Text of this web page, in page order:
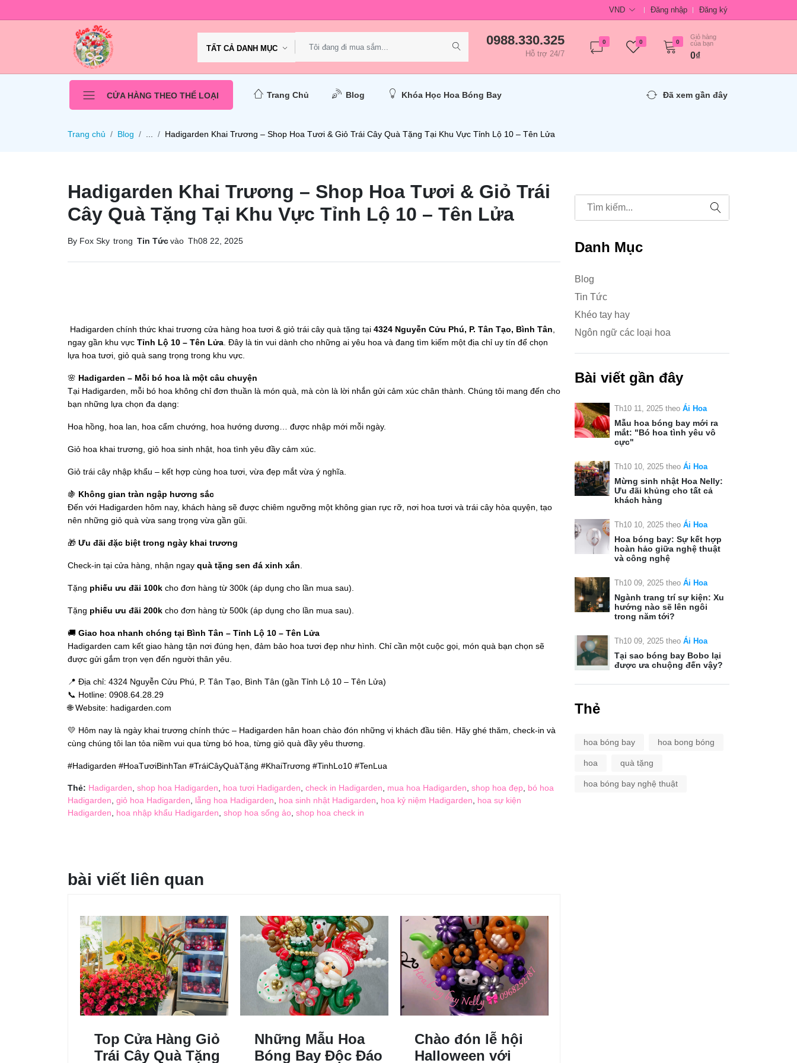
VND Đăng nhập Đăng ký
TẤT CẢ DANH MỤC
0988.330.325
Hỗ trợ 24/7
0 0 0
Giỏ hàng
của bạn
0₫
CỬA HÀNG THEO THỂ LOẠI Trang Chủ Blog Khóa Học Hoa Bóng Bay Đã xem gần đây
Trang chủ Blog Hadigarden Khai Trương – Shop Hoa Tươi & Giỏ Trái Cây Quà Tặng Tại Khu Vực Tỉnh Lộ 10 – Tên Lửa
Hadigarden Khai Trương – Shop Hoa Tươi & Giỏ Trái
Cây Quà Tặng Tại Khu Vực Tỉnh Lộ 10 – Tên Lửa
By Fox Sky trong Tin Tứcvào Th08 22, 2025
Hadigarden chính thức khai trương cửa hàng hoa tươi & giỏ trái cây quà tặng tại 4324 Nguyễn Cửu Phú, P. Tân Tạo, Bình Tân
ngay gần khu vực Tỉnh Lộ 10 – Tên Lửa . Đây là tin vui dành cho những ai yêu hoa và đang tìm kiếm một địa chỉ uy tín để chọn
lựa hoa tươi, giỏ quà sang trọng trong khu vực.
🌸 Hadigarden – Mỗi bó hoa là một câu chuyện
Tại Hadigarden, mỗi bó hoa không chỉ đơn thuần là món quà, mà còn là lời nhắn gửi cảm xúc chân thành. Chúng tôi mang đến cho
bạn những lựa chọn đa dạng:
Hoa hồng, hoa lan, hoa cẩm chướng, hoa hướng dương… được nhập mới mỗi ngày.
Giỏ hoa khai trương, giỏ hoa sinh nhật, hoa tình yêu đầy cảm xúc.
Giỏ trái cây nhập khẩu – kết hợp cùng hoa tươi, vừa đẹp mắt vừa ý nghĩa.
🍇 Không gian tràn ngập hương sắc
Đến với Hadigarden hôm nay, khách hàng sẽ được chiêm ngưỡng một không gian rực rỡ, nơi hoa tươi và trái cây hòa quyện, tạo
nên những giỏ quà vừa sang trọng vừa gần gũi.
🎁 Ưu đãi đặc biệt trong ngày khai trương
Check-in tại cửa hàng, nhận ngay quà tặng sen đá xinh xắn
Tặng phiếu ưu đãi 100k cho đơn hàng từ 300k (áp dụng cho lần mua sau).
Tặng phiếu ưu đãi 200k cho đơn hàng từ 500k (áp dụng cho lần mua sau).
🚚 Giao hoa nhanh chóng tại Bình Tân – Tỉnh Lộ 10 – Tên Lửa
Hadigarden cam kết giao hàng tận nơi đúng hẹn, đảm bảo hoa tươi đẹp như hình. Chỉ cần một cuộc gọi, món quà bạn chọn sẽ
được gửi gắm trọn vẹn đến người thân yêu.
📍 Địa chỉ: 4324 Nguyễn Cửu Phú, P. Tân Tạo, Bình Tân (gần Tỉnh Lộ 10 – Tên Lửa)
📞 Hotline: 0908.64.28.29
🌐 Website: hadigarden.com
💛 Hôm nay là ngày khai trương chính thức – Hadigarden hân hoan chào đón những vị khách đầu tiên. Hãy ghé thăm, check-in và
cùng chúng tôi lan tỏa niềm vui qua từng bó hoa, từng giỏ quà đầy yêu thương.
#Hadigarden #HoaTươiBinhTan #TráiCâyQuàTặng #KhaiTrương #TinhLo10 #TenLua
Thẻ: Hadigarden shop hoa Hadigarden hoa tươi Hadigarden check in Hadigarden mua hoa Hadigarden shop hoa đẹp bó hoa
Hadigarden giỏ hoa Hadigarden lẵng hoa Hadigarden hoa sinh nhật Hadigarden hoa kỷ niệm Hadigarden
hoa sự kiện
Hadigarden
hoa nhập khẩu Hadigarden shop hoa sống ảo shop hoa check in
bài viết liên quan
Top Cửa Hàng Giỏ
Trái Cây Quà Tặng
Những Mẫu Hoa
Bóng Bay Độc Đáo
Chào đón lễ hội
Halloween với
Danh Mục
Blog
Tin Tức
Khéo tay hay
Ngôn ngữ các loại hoa
Bài viết gần đây
Th10 11, 2025 theo Ái Hoa
Mẫu hoa bóng bay mới ra
mắt: "Bó hoa tình yêu vô
cực"
Th10 10, 2025 theo Ái Hoa
Mừng sinh nhật Hoa Nelly:
Ưu đãi khủng cho tất cả
khách hàng
Th10 10, 2025 theo Ái Hoa
Hoa bóng bay: Sự kết hợp
hoàn hảo giữa nghệ thuật
và công nghệ
Th10 09, 2025 theo Ái Hoa
Ngành trang trí sự kiện: Xu
hướng nào sẽ lên ngôi
trong năm tới?
Th10 09, 2025 theo Ái Hoa
Tại sao bóng bay Bobo lại
được ưa chuộng đến vậy?
Thẻ
hoa bóng bay hoa bong bóng
hoa quà tặng
hoa bóng bay nghệ thuật